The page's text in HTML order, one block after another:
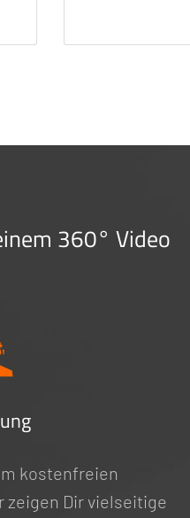
360° Video
kostenfreien
zeigen Dir vielseitige